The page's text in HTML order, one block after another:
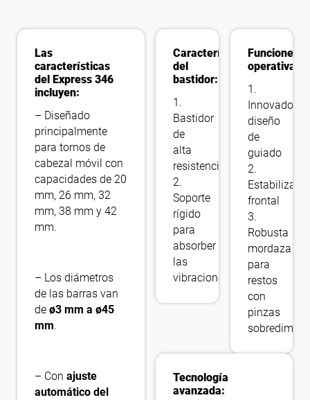
Las
características
del Express 346
incluyen:
– Diseñado
principalmente
para tornos de
cabezal móvil con
capacidades de 20
mm, 26 mm, 32
mm, 38 mm y 42
mm.
– Los diámetros
de las barras van
de ø3 mm a ø45
mm.
– Con ajuste
automático del
Características
del
bastidor:
1.
Bastidor
de
alta
resistencia
2.
Soporte
rígido
para
absorber
las
vibraciones
Funciones
operativas:
1.
Innovador
diseño
de
guiado
2.
frontal
3.
Robusta
mordaza
para
restos
con
pinzas
Tecnología
avanzada: